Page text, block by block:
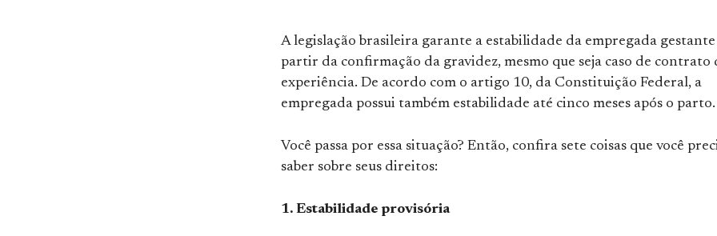
A legislação brasileira garante a estabilidade da empregada gestante
partir da confirmação da gravidez, mesmo que seja caso de contrato
experiência. De acordo com o artigo 10, da Constituição Federal, a
empregada possui também estabilidade até cinco meses após o parto.
Você passa por essa situação? Então, confira sete coisas que você
saber sobre seus direitos:
1. Estabilidade provisória